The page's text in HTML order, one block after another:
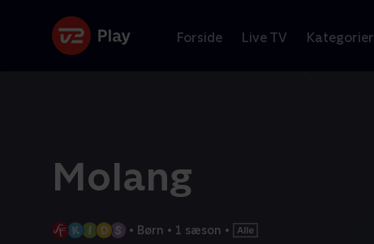
Forside Live TV Kategorier
Molang
• Børn • 1 sæson •